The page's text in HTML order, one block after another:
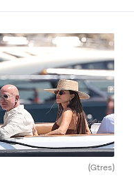
(Gtres)